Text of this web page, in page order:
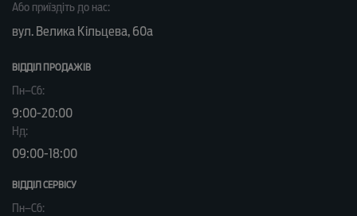
Або приїздіть до нас:
вул. Велика Кільцева, 60а
ВІДДІЛ ПРОДАЖІВ
Пн–Сб:
9:00-20:00
Нд:
09:00-18:00
ВІДДІЛ CЕРВІСУ
Пн–Сб: